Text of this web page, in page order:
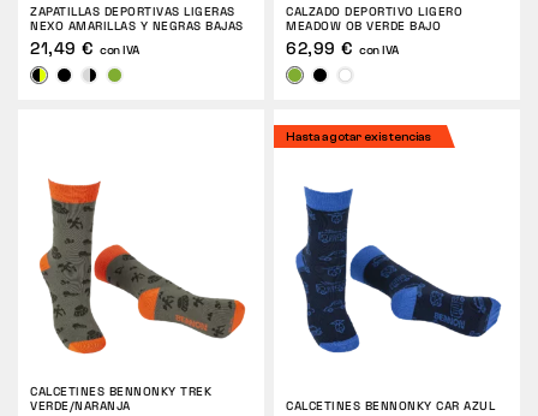
ZAPATILLAS DEPORTIVAS LIGERAS
NEXO AMARILLAS Y NEGRAS BAJAS
21,49 € con IVA
CALZADO DEPORTIVO LIGERO
MEADOW OB VERDE BAJO
62,99 € con IVA
CALCETINES BENNONKY TREK
VERDE/NARANJA
Hasta agotar existencias
CALCETINES BENNONKY CAR AZUL